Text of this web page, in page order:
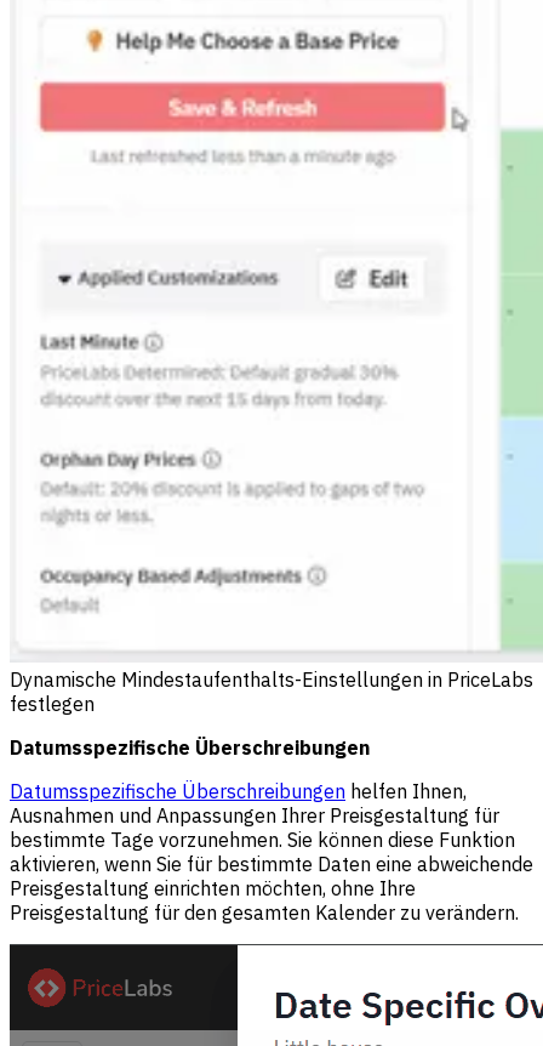
Dynamische Mindestaufenthalts-Einstellungen in PriceLabs
festlegen
Datumsspezifische Überschreibungen
Datumsspezifische Überschreibungen helfen Ihnen,
Ausnahmen und Anpassungen Ihrer Preisgestaltung für
bestimmte Tage vorzunehmen. Sie können diese Funktion
aktivieren, wenn Sie für bestimmte Daten eine abweichende
Preisgestaltung einrichten möchten, ohne Ihre
Preisgestaltung für den gesamten Kalender zu verändern.